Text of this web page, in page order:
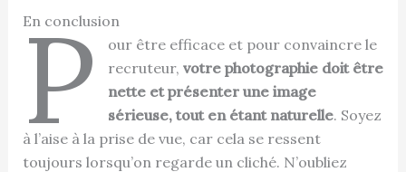
En conclusion
P
our être efficace et pour convaincre le
recruteur, votre photographie doit être
nette et présenter une image
sérieuse, tout en étant naturelle. Soyez
à l’aise à la prise de vue, car cela se ressent
toujours lorsqu’on regarde un cliché. N’oubliez